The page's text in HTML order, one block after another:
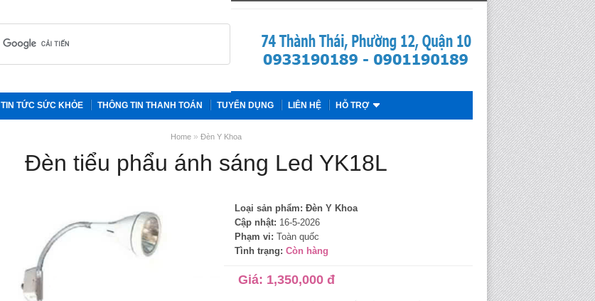
TIN TỨC SỨC KHỎE THÔNG TIN THANH TOÁN TUYỂN DỤNG LIÊN HỆ HỖ TRỢ
Home » Đèn Y Khoa
Đèn tiểu phẩu ánh sáng Led YK18L
Loại sản phẩm: Đèn Y Khoa
Cập nhật: 16-5-2026
Phạm vi: Toàn quốc
Tình trạng: Còn hàng
Giá: 1,350,000 đ